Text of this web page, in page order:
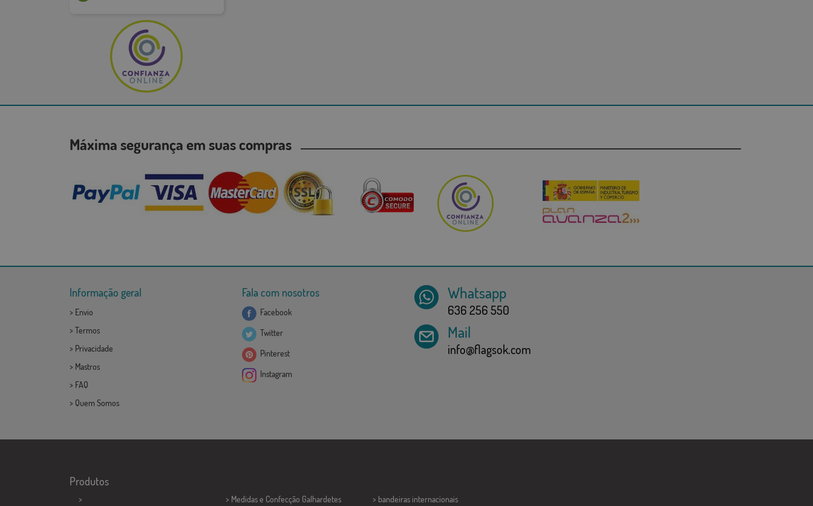
Máxima segurança em suas compras
Informação geral
> Envio
> Termos
> Privacidade
> Mastros
> FAQ
> Quem Somos
Fala com nosotros
Facebook
Twitter
Pinterest
Instagram
Whatsapp
636 256 550
Mail
info@flagsok.com
Produtos
> > Medidas e Confecção Galhardetes > bandeiras internacionais